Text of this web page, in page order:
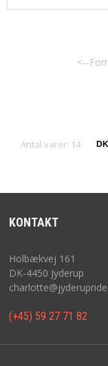
<--
Antal varer: 14
KONTAKT
Holbækvej 161
DK-4450 Jyderup
(+45) 59 27 71 82